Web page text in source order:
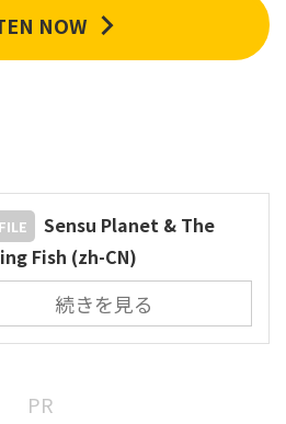
NOW
Sensu Planet & The
Fish (zh-CN)
続きを見る
PR